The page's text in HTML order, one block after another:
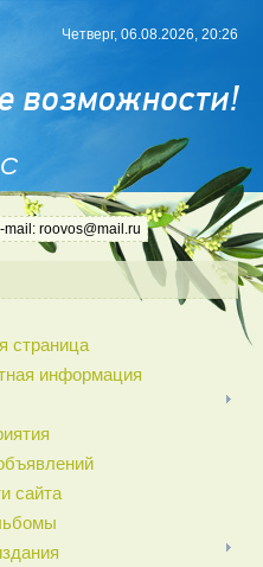
Четверг, 06.08.2026, 20:26
mail: roovos@mail.ru
страница
информация
сайта